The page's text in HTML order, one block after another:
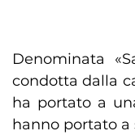
Denominata
condotta dalla
ha portato a
hanno portato a